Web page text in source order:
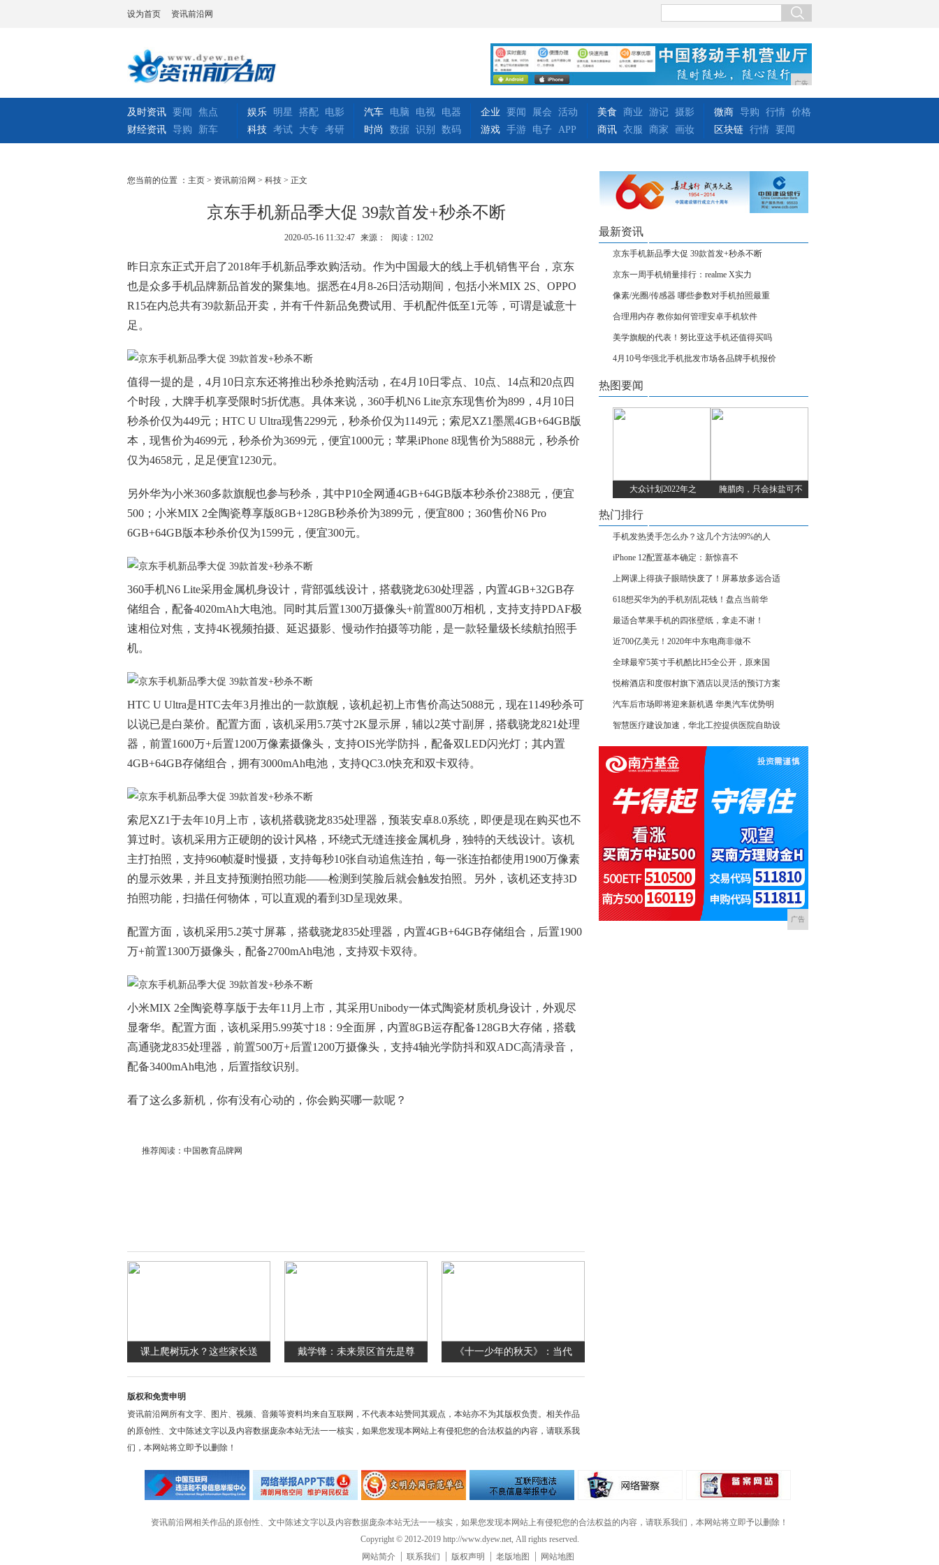
设为首页 资讯前沿网
广告
及时资讯 要闻
焦点
财经资讯 导购 新车
娱乐 明星 搭配
电影
科技 考试 大专 考研
汽车 电脑 电视
电器
时尚
数据 识别 数码
企业 要闻 展会
活动
游戏 手游 电子 APP
美食 商业 游记 摄影
商讯 衣服 商家 画妆
微商 导购 行情 价格
区块链 行情 要闻
您当前的位置 ： 主页 > 资讯前沿网 > 科技 > 正文
京东手机新品季大促 39款首发+秒杀不断
2020-05-16 11:32:47 来源： 阅读：1202
昨日京东正式开启了2018年手机新品季欢购活动。作为中国最大的线上手机销售平台，京东
也是众多手机品牌新品首发的聚集地。据悉在4月8-26日活动期间，包括小米MIX 2S、OPPO
R15在内总共有39款新品开卖，并有千件新品免费试用、手机配件低至1元等，可谓是诚意十
足。
值得一提的是，4月10日京东还将推出秒杀抢购活动，在4月10日零点、10点、14点和20点四
个时段，大牌手机享受限时5折优惠。具体来说，360手机N6 Lite京东现售价为899，4月10日
秒杀价仅为449元；HTC U Ultra现售2299元，秒杀价仅为1149元；索尼XZ1墨黑4GB+64GB版
本，现售价为4699元，秒杀价为3699元，便宜1000元；苹果iPhone 8现售价为5888元，秒杀价
仅为4658元，足足便宜1230元。
另外华为小米360多款旗舰也参与秒杀，其中P10全网通4GB+64GB版本秒杀价2388元，便宜
500；小米MIX 2全陶瓷尊享版8GB+128GB秒杀价为3899元，便宜800；360售价N6 Pro
6GB+64GB版本秒杀价仅为1599元，便宜300元。
360手机N6 Lite采用金属机身设计，背部弧线设计，搭载骁龙630处理器，内置4GB+32GB存
储组合，配备4020mAh大电池。同时其后置1300万摄像头+前置800万相机，支持支持PDAF极
速相位对焦，支持4K视频拍摄、延迟摄影、慢动作拍摄等功能，是一款轻量级长续航拍照手
机。
HTC U Ultra是HTC去年3月推出的一款旗舰，该机起初上市售价高达5088元，现在1149秒杀可
以说已是白菜价。配置方面，该机采用5.7英寸2K显示屏，辅以2英寸副屏，搭载骁龙821处理
器，前置1600万+后置1200万像素摄像头，支持OIS光学防抖，配备双LED闪光灯；其内置
4GB+64GB存储组合，拥有3000mAh电池，支持QC3.0快充和双卡双待。
索尼XZ1于去年10月上市，该机搭载骁龙835处理器，预装安卓8.0系统，即便是现在购买也不
算过时。该机采用方正硬朗的设计风格，环绕式无缝连接金属机身，独特的天线设计。该机
主打拍照，支持960帧凝时慢摄，支持每秒10张自动追焦连拍，每一张连拍都使用1900万像素
的显示效果，并且支持预测拍照功能——检测到笑脸后就会触发拍照。另外，该机还支持3D
拍照功能，扫描任何物体，可以直观的看到3D呈现效果。
配置方面，该机采用5.2英寸屏幕，搭载骁龙835处理器，内置4GB+64GB存储组合，后置1900
万+前置1300万摄像头，配备2700mAh电池，支持双卡双待。
小米MIX 2全陶瓷尊享版于去年11月上市，其采用Unibody一体式陶瓷材质机身设计，外观尽
显奢华。配置方面，该机采用5.99英寸18：9全面屏，内置8GB运存配备128GB大存储，搭载
高通骁龙835处理器，前置500万+后置1200万摄像头，支持4轴光学防抖和双ADC高清录音，
配备3400mAh电池，后置指纹识别。
看了这么多新机，你有没有心动的，你会购买哪一款呢？
推荐阅读： 中国教育品牌网
课上爬树玩水？这些家长送 戴学锋：未来景区首先是尊 《十一少年的秋天》：当代
版权和免责申明
资讯前沿网所有文字、图片、视频、音频等资料均来自互联网，不代表本站赞同其观点，本站亦不为其版权负责。相关作品
的原创性、文中陈述文字以及内容数据庞杂本站无法一一核实，如果您发现本网站上有侵犯您的合法权益的内容，请联系我
们，本网站将立即予以删除！
最新资讯
京东手机新品季大促 39款首发+秒杀不断
京东一周手机销量排行：realme X实力
像素/光圈/传感器 哪些参数对手机拍照最重
合理用内存 教你如何管理安卓手机软件
美学旗舰的代表！努比亚这手机还值得买吗
4月10号华强北手机批发市场各品牌手机报价
热图要闻
大众计划2022年之 腌腊肉，只会抹盐可不
热门排行
手机发热烫手怎么办？这几个方法99%的人
iPhone 12配置基本确定：新惊喜不
上网课上得孩子眼睛快废了！屏幕放多远合适
618想买华为的手机别乱花钱！盘点当前华
最适合苹果手机的四张壁纸，拿走不谢！
近700亿美元！2020年中东电商非做不
全球最窄5英寸手机酷比H5全公开，原来国
悦榕酒店和度假村旗下酒店以灵活的预订方案
汽车后市场即将迎来新机遇 华奥汽车优势明
智慧医疗建设加速，华北工控提供医院自助设
广告
资讯前沿网相关作品的原创性、文中陈述文字以及内容数据庞杂本站无法一一核实，如果您发现本网站上有侵犯您的合法权益的内容，请联系我们，本网站将立即予以删除！
Copyright © 2012-2019 http://www.dyew.net, All rights reserved.
网站简介
联系我们 版权声明 老版地图 网站地图